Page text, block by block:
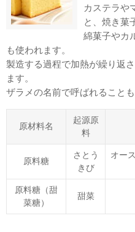
カステラや
と、焼き菓
綿菓子やカ
も使われます。
製造する過程で加熱が繰り返
ます。
ザラメの名前で呼ばれることも
原材料名
起源原
料
原料糖
さとう
きび
オー
原料糖（甜
菜糖）
甜菜